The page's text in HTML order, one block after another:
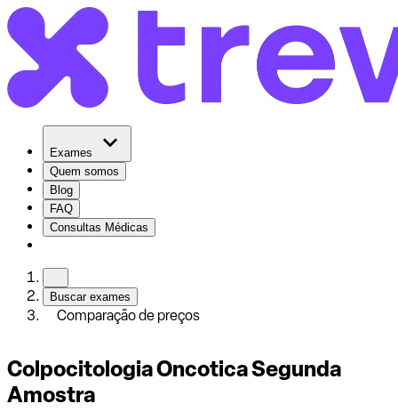
Exames
Quem somos
Blog
FAQ
Consultas Médicas
Buscar exames
Comparação de preços
Colpocitologia Oncotica Segunda
Amostra